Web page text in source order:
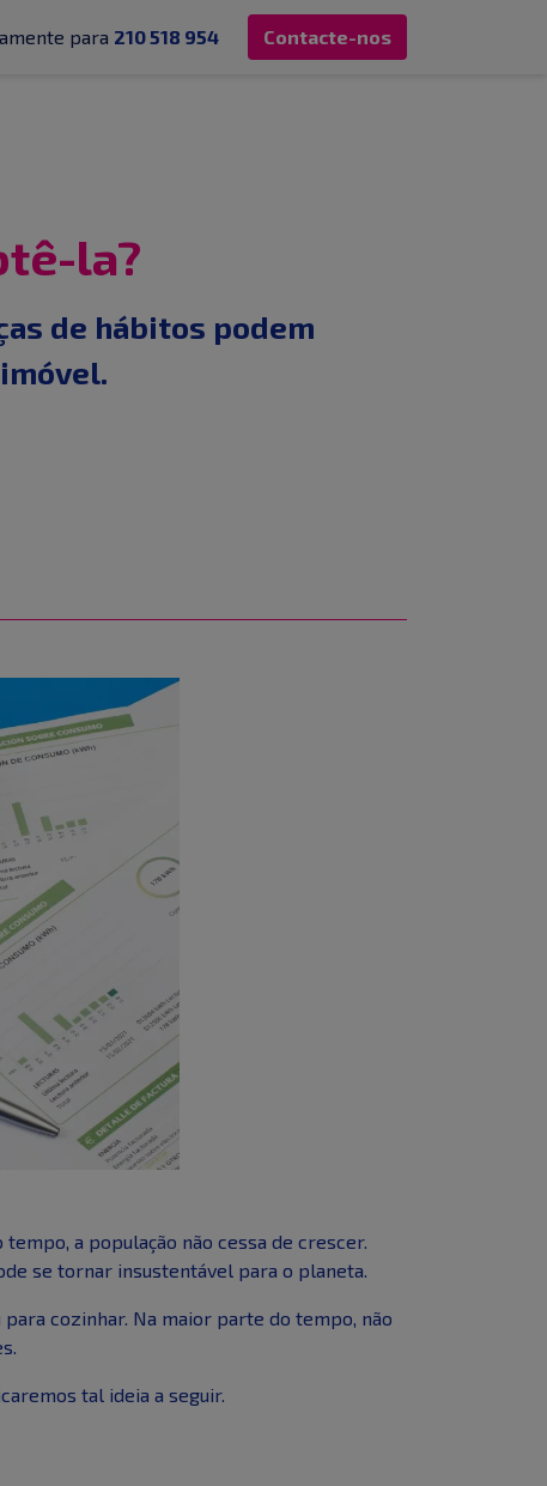
para 210 518 954 Contacte-nos
la?
de hábitos podem
a população não cessa de crescer.
se tornar insustentável para o planeta.
cozinhar. Na maior parte do tempo, não
tal ideia a seguir.